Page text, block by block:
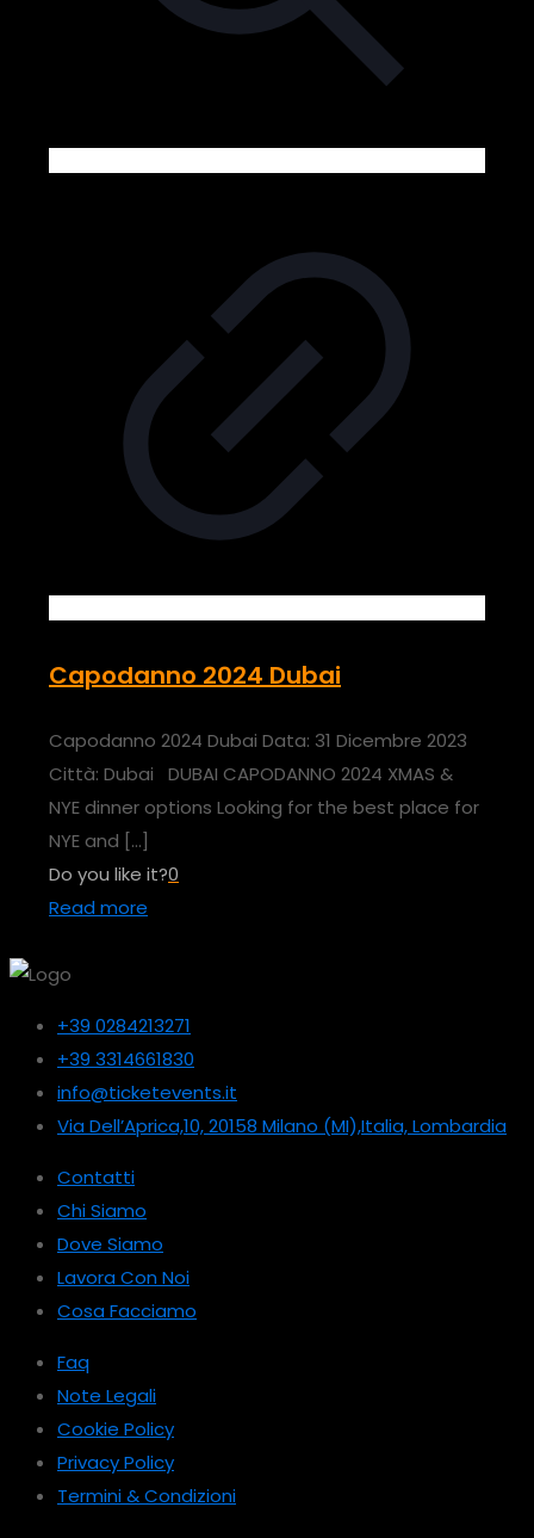
Capodanno 2024 Dubai
Capodanno 2024 Dubai Data: 31 Dicembre 2023
Città: Dubai DUBAI CAPODANNO 2024 XMAS &
NYE dinner options Looking for the best place for
NYE and […]
Do you like it?0
Read more
+39 0284213271
+39 3314661830
info@ticketevents.it
Via Dell’Aprica,10, 20158 Milano (MI),Italia, Lombardia
Contatti
Chi Siamo
Dove Siamo
Lavora Con Noi
Cosa Facciamo
Faq
Note Legali
Cookie Policy
Privacy Policy
Termini & Condizioni